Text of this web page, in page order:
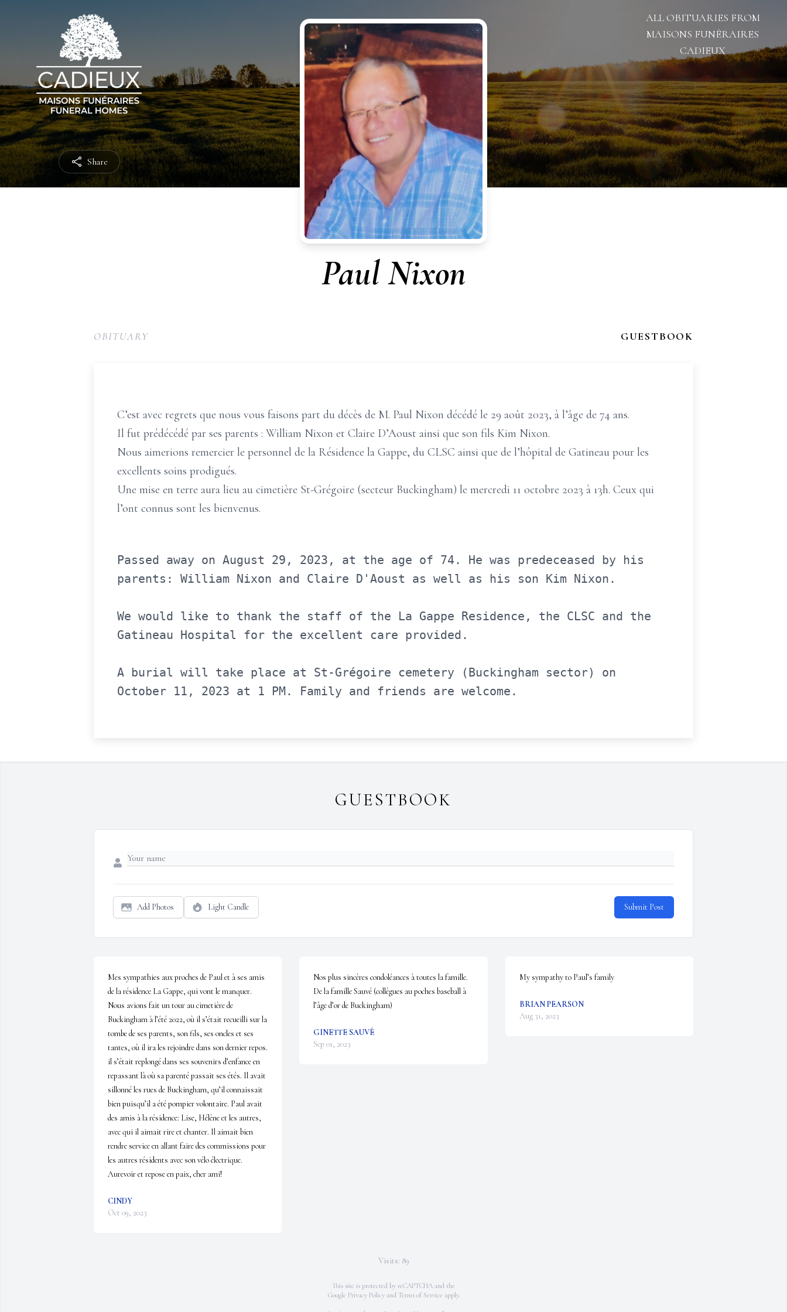
Share
ALL OBITUARIES FROM
MAISONS FUNÉRAIRES
CADIEUX
Paul Nixon
OBITUARY GUESTBOOK
C’est avec regrets que nous vous faisons part du décès de M. Paul Nixon décédé le 29 août 2023, à l’âge de 74 ans.
Il fut prédécédé par ses parents : William Nixon et Claire D’Aoust ainsi que son fils Kim Nixon.
Nous aimerions remercier le personnel de la Résidence la Gappe, du CLSC ainsi que de l’hôpital de Gatineau pour les
excellents soins prodigués.
Une mise en terre aura lieu au cimetière St-Grégoire (secteur Buckingham) le mercredi 11 octobre 2023 à 13h. Ceux qui
l’ont connus sont les bienvenus.
Passed away on August 29, 2023, at the age of 74. He was predeceased by his
parents: William Nixon and Claire D'Aoust as well as his son Kim Nixon.
We would like to thank the staff of the La Gappe Residence, the CLSC and the
Gatineau Hospital for the excellent care provided.
A burial will take place at St-Grégoire cemetery (Buckingham sector) on
October 11, 2023 at 1 PM. Family and friends are welcome.
GUESTBOOK
Add Photos Light Candle Submit Post
Mes sympathies aux proches de Paul et à ses amis
de la résidence La Gappe, qui vont le manquer.
Nous avions fait un tour au cimetière de
Buckingham à l’été 2022, où il s’était recueilli sur la
tombe de ses parents, son fils, ses oncles et ses
tantes, où il ira les rejoindre dans son dernier repos.
il s’était replongé dans ses souvenirs d’enfance en
repassant là où sa parenté passait ses étés. Il avait
sillonné les rues de Buckingham, qu’il connaissait
bien puisqu’il a été pompier volontaire. Paul avait
des amis à la résidence: Lise, Hélène et les autres,
avec qui il aimait rire et chanter. Il aimait bien
rendre service en allant faire des commissions pour
les autres résidents avec son vélo électrique.
Aurevoir et repose en paix, cher ami!
CINDY
Oct 09, 2023
Nos plus sincères condoléances à toutes la famille.
De la famille Sauvé (collègues au poches baseball à
l’âge d’or de Buckingham)
GINETTE SAUVÉ
Sep 01, 2023
My sympathy to Paul’s family
BRIAN PEARSON
Aug 31, 2023
Visits: 89
This site is protected by reCAPTCHA and the
Google Privacy Policyand Terms of Service apply.